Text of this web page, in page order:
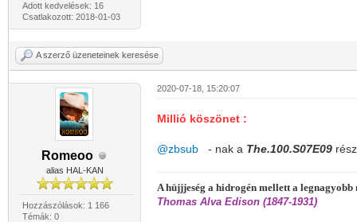
Adott kedvelések: 16
Csatlakozott: 2018-01-03
A szerző üzeneteinek keresése
Romeoo
alias HAL-KAN
Hozzászólások: 1 166
Témák: 0
2020-07-18, 15:20:07
Millió köszönet :
@zbsub- nak aThe.100.S07E09
A hüjjjeség a hidrogén mellett a
Thomas Alva Edison (1847-1931)